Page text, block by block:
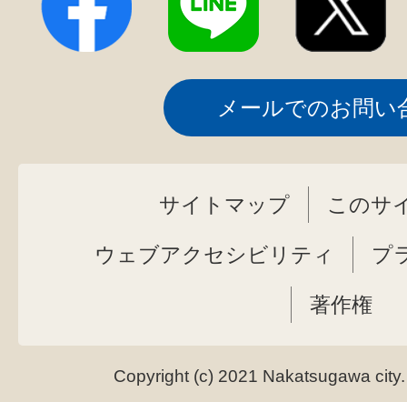
メールでのお問い
サイトマップ このサ
ウェブアクセシビリティ プ
著作権
Copyright (c) 2021 Nakatsugawa